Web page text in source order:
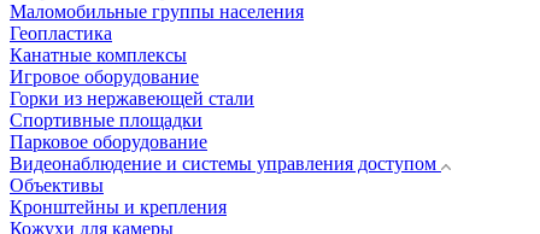
Маломобильные группы населения
Геопластика
Канатные комплексы
Игровое оборудование
Горки из нержавеющей стали
Спортивные площадки
Парковое оборудование
Видеонаблюдение и системы управления доступом
Объективы
Кронштейны и крепления
Кожухи для камеры